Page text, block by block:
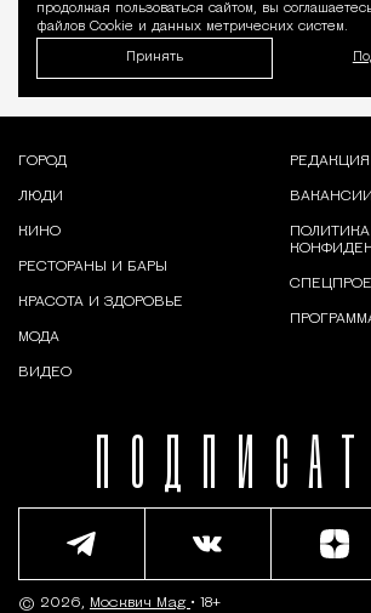
продолжая пользоваться сайтом, вы
файлов Cookie и данных метрических систем.
Принять
ГОРОД
ЛЮДИ
КИНО
РЕСТОРАНЫ И БАРЫ
КРАСОТА И ЗДОРОВЬЕ
МОДА
ВИДЕО
РЕДАКЦИЯ
ВАКАНСИИ
ПОЛИТИКА
© 2026, Москвич Mag • 18+